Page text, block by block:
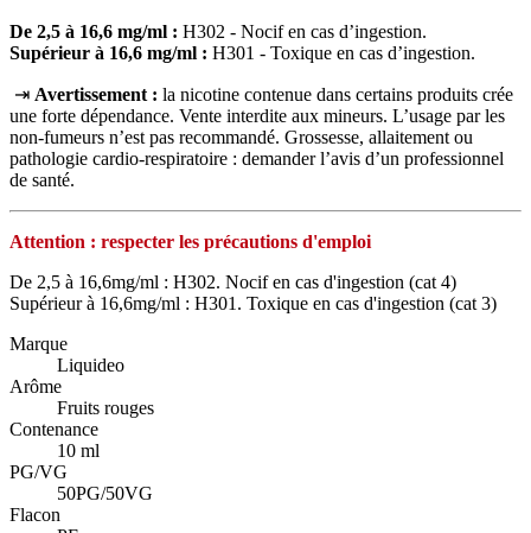
De 2,5 à 16,6 mg/ml : H302 - Nocif en cas d’ingestion.
Supérieur à 16,6 mg/ml : H301 - Toxique en cas d’ingestion.
⇥ Avertissement : la nicotine contenue dans certains produits crée
une forte dépendance. Vente interdite aux mineurs. L’usage par les
non‑fumeurs n’est pas recommandé. Grossesse, allaitement ou
pathologie cardio‑respiratoire : demander l’avis d’un professionnel
de santé.
Attention : respecter les précautions d'emploi
De 2,5 à 16,6mg/ml : H302. Nocif en cas d'ingestion (cat 4)
Supérieur à 16,6mg/ml : H301. Toxique en cas d'ingestion (cat 3)
Marque
Liquideo
Arôme
Fruits rouges
Contenance
10 ml
PG/VG
50PG/50VG
Flacon